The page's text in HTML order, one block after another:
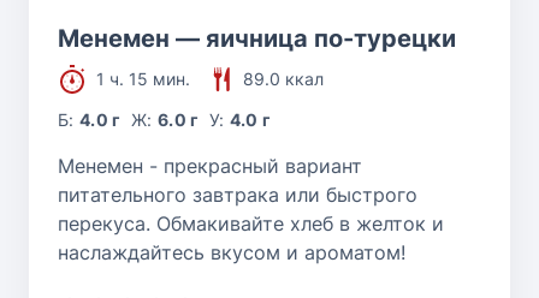
Менемен — яичница по-турецки
1 ч. 15 мин.
89.0 ккал
Б:4.0 г Ж: 6.0 г У: 4.0 г
Менемен - прекрасный вариант
питательного завтрака или быстрого
перекуса. Обмакивайте хлеб в желток и
наслаждайтесь вкусом и ароматом!